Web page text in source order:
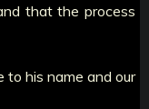
that the process
to his name and our